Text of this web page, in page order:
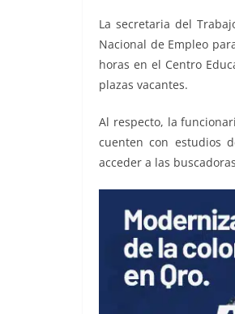
o
o
k
La secretaria del
Nacional de Empleo
horas en el Centro
plazas vacantes.
Al respecto, la
cuenten con estudios
acceder a las